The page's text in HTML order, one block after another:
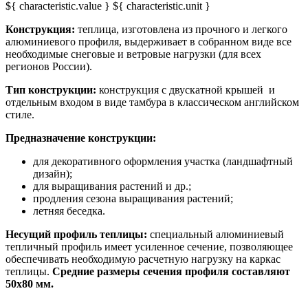
${ characteristic.value } ${ characteristic.unit }
Конструкция: теплица, изготовлена из прочного и легкого
алюминиевого профиля, выдерживает в собранном виде все
необходимые снеговые и ветровые нагрузки (для всех
регионов России).
Тип конструкции: конструкция с двускатной крышей и
отдельным входом в виде тамбура в классическом английском
стиле.
Предназначение конструкции:
для декоративного оформления участка (ландшафтный
дизайн);
для выращивания растений и др.;
продления сезона выращивания растений;
летняя беседка.
Несущий профиль теплицы: специальный алюминиевый
тепличный профиль имеет усиленное сечение, позволяющее
обеспечивать необходимую расчетную нагрузку на каркас
теплицы. Средние размеры сечения профиля составляют
50х80 мм.